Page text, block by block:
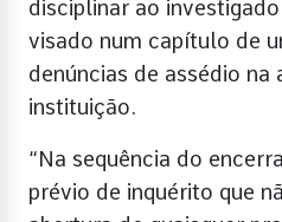
disciplinar ao
visado num capítulo de
denúncias de assédio
instituição.
“Na sequência do
prévio de inquérito que